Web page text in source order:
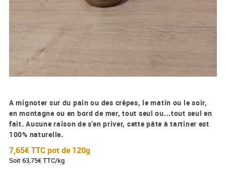
A mignoter sur du pain ou des crêpes, le matin ou le soir,
en montagne ou en bord de mer, tout seul ou...tout seul en
fait. Aucune raison de s'en priver, cette pâte à tartiner est
100% naturelle.
7,65€ TTCpot de 120g
Soit 63,75€ TTC/kg